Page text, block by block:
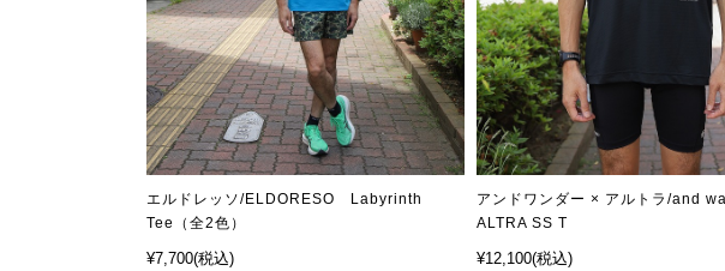
エルドレッソ/ELDORESO Labyrinth
Tee（全2色）
¥7,700(税込)
アンドワンダー × アルトラ/and
ALTRA SS T
¥12,100(税込)